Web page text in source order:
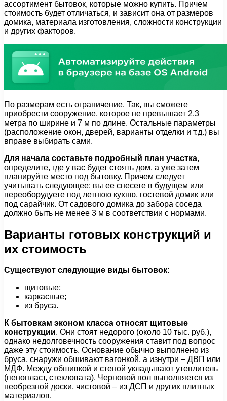
ассортимент бытовок, которые можно купить. Причем
стоимость будет отличаться, и зависит она от размеров
домика, материала изготовления, сложности конструкции
и других факторов.
По размерам есть ограничение. Так, вы сможете
приобрести сооружение, которое не превышает 2.3
метра по ширине и 7 м по длине. Остальные параметры
(расположение окон, дверей, варианты отделки и т.д.) вы
вправе выбирать сами.
Для начала составьте подробный план участка,
определите, где у вас будет стоять дом, а уже затем
планируйте место под бытовку. Причем следует
учитывать следующее: вы ее снесете в будущем или
переоборудуете под летнюю кухню, гостевой домик или
под сарайчик. От садового домика до забора соседа
должно быть не менее 3 м в соответствии с нормами.
Варианты готовых конструкций и
их стоимость
Существуют следующие виды бытовок:
щитовые;
каркасные;
из бруса.
К бытовкам эконом класса относят щитовые
конструкции. Они стоят недорого (около 10 тыс. руб.),
однако недолговечность сооружения ставит под вопрос
даже эту стоимость. Основание обычно выполнено из
бруса, снаружи обшивают вагонкой, а изнутри – ДВП или
МДФ. Между обшивкой и стеной укладывают утеплитель
(пенопласт, стекловата). Черновой пол выполняется из
необрезной доски, чистовой – из ДСП и других плитных
материалов.